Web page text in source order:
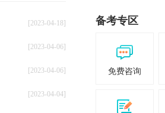
[2023-04-18]
[2023-04-06]
[2023-04-06]
[2023-04-04]
备考专区
免费咨询